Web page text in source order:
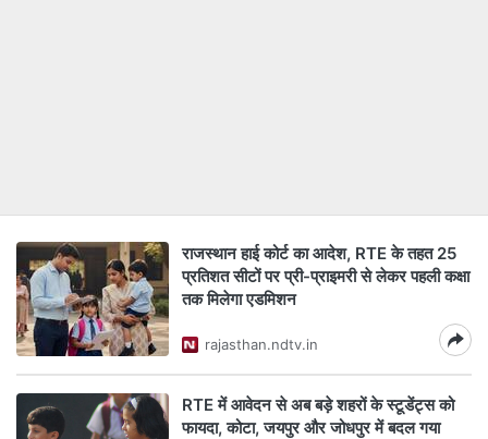
राजस्थान हाई कोर्ट का आदेश, RTE के तहत 25
प्रतिशत सीटों पर प्री-प्राइमरी से लेकर पहली कक्षा
तक मिलेगा एडमिशन
rajasthan.ndtv.in
RTE में आवेदन से अब बड़े शहरों के स्टूडेंट्स को
फायदा, कोटा, जयपुर और जोधपुर में बदल गया